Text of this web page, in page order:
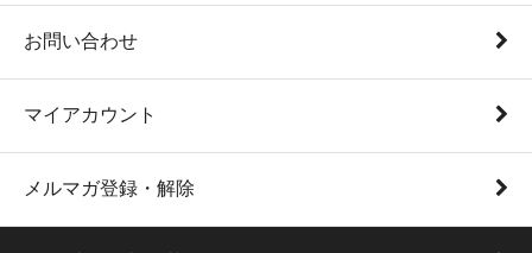
お問い合わせ
マイアカウント
メルマガ登録・解除